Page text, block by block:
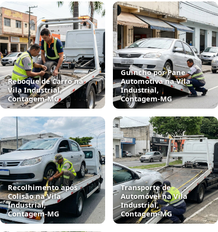
Reboque de Carro na
Vila Industrial,
Contagem‑MG
Guincho por Pane
Automotiva na Vila
Industrial,
Contagem‑MG
Recolhimento após
Colisão na Vila
Industrial,
Contagem‑MG
Transporte de
Automóvel na Vila
Industrial,
Contagem‑MG